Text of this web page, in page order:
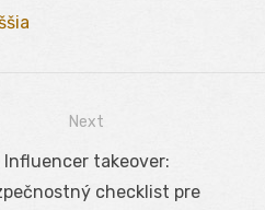
Next
Influencer takeover:
checklist pre